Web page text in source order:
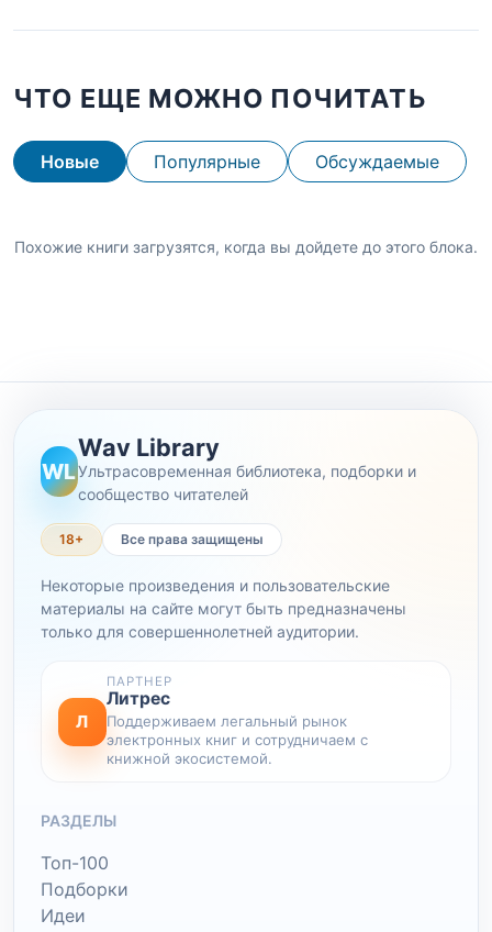
ЧТО ЕЩЕ МОЖНО ПОЧИТАТЬ
Новые Популярные Обсуждаемые
Похожие книги загрузятся, когда вы дойдете до этого блока.
WL
Wav Library
Ультрасовременная библиотека, подборки и
сообщество читателей
18+ Все права защищены
Некоторые произведения и пользовательские
материалы на сайте могут быть предназначены
только для совершеннолетней аудитории.
Л
ПАРТНЕР
Литрес
Поддерживаем легальный рынок
электронных книг и сотрудничаем с
книжной экосистемой.
РАЗДЕЛЫ
Топ-100
Подборки
Идеи